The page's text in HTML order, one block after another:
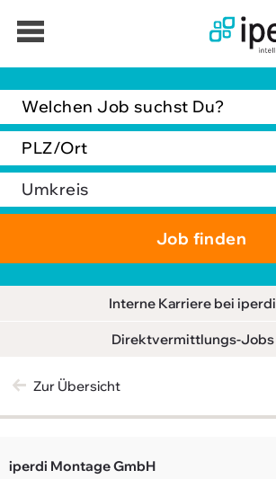
Interne Karriere bei iperdi
Direktvermittlungs-Jobs
Zur Übersicht
iperdi Montage GmbH
Unternehmen
Über iperdi
Kontakt